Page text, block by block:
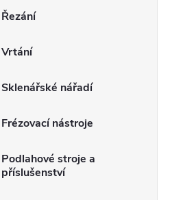
Řezání
Vrtání
Sklenářské nářadí
Frézovací nástroje
Podlahové stroje a
příslušenství